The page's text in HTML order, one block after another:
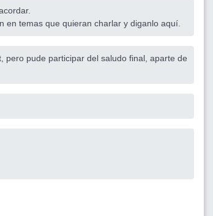
en temas que quieran charlar y diganlo aquí.
pero pude participar del saludo final, aparte de